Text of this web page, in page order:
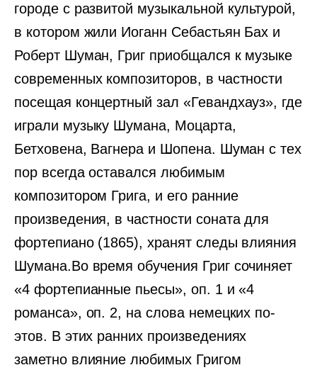
городе с развитой музыкальной культурой,
в котором жили Иоганн Себастьян Бах и
Роберт Шуман, Григ приобщался к музыке
современных композиторов, в частности
посещая концертный зал «Гевандхауз», где
играли музыку Шумана, Моцарта,
Бетховена, Вагнера и Шопена. Шуман с тех
пор всегда оставался любимым
композитором Грига, и его ранние
произведения, в частности соната для
фортепиано (1865), хранят следы влияния
Шумана.Во время обучения Григ сочиняет
«4 фортепианные пьесы», оп. 1 и «4
романса», оп. 2, на слова немецких по­
этов. В этих ранних произведениях
заметно влияние любимых Григом